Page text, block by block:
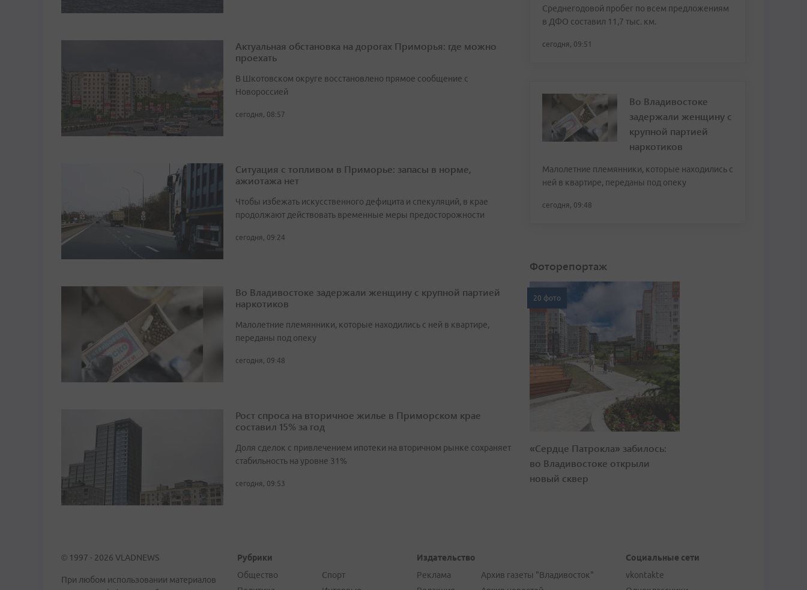
Актуальная обстановка на дорогах Приморья: где можно
проехать
В Шкотовском округе восстановлено прямое сообщение с
Новороссией
сегодня, 08:57
Ситуация с топливом в Приморье: запасы в норме,
ажиотажа нет
Чтобы избежать искусственного дефицита и спекуляций, в крае
продолжают действовать временные меры предосторожности
сегодня, 09:24
Во Владивостоке задержали женщину с крупной партией
наркотиков
Малолетние племянники, которые находились с ней в квартире,
переданы под опеку
сегодня, 09:48
Рост спроса на вторичное жилье в Приморском крае
составил 15% за год
Доля сделок с привлечением ипотеки на вторичном рынке сохраняет
стабильность на уровне 31%
сегодня, 09:53
Среднегодовой пробег по всем предложениям
в ДФО составил 11,7 тыс. км.
сегодня, 09:51
Во Владивостоке
задержали женщину с
крупной партией
наркотиков
Малолетние племянники, которые находились с
ней в квартире, переданы под опеку
сегодня, 09:48
Фоторепортаж
20 фото
«Сердце Патрокла» забилось:
во Владивостоке открыли
новый сквер
© 1997 - 2026 VLADNEWS
При любом использовании материалов
Рубрики
Общество
Спорт
Издательство
Реклама
Архив газеты "Владивосток"
Социальные сети
vkontakte